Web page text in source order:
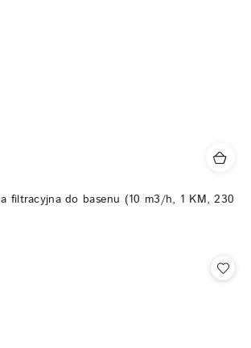
filtracyjna do basenu (10 m3/h, 1 KM, 230